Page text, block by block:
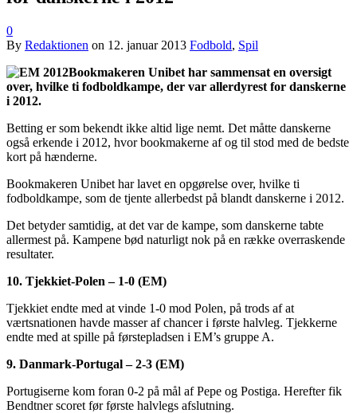
0
By Redaktionen on 12. januar 2013 Fodbold, Spil
Bookmakeren Unibet har sammensat en oversigt
over, hvilke ti fodboldkampe, der var allerdyrest for danskerne
i 2012.
Betting er som bekendt ikke altid lige nemt. Det måtte danskerne
også erkende i 2012, hvor bookmakerne af og til stod med de bedste
kort på hænderne.
Bookmakeren Unibet har lavet en opgørelse over, hvilke ti
fodboldkampe, som de tjente allerbedst på blandt danskerne i 2012.
Det betyder samtidig, at det var de kampe, som danskerne tabte
allermest på. Kampene bød naturligt nok på en række overraskende
resultater.
10. Tjekkiet-Polen – 1-0 (EM)
Tjekkiet endte med at vinde 1-0 mod Polen, på trods af at
værtsnationen havde masser af chancer i første halvleg. Tjekkerne
endte med at spille på førstepladsen i EM’s gruppe A.
9. Danmark-Portugal – 2-3 (EM)
Portugiserne kom foran 0-2 på mål af Pepe og Postiga. Herefter fik
Bendtner scoret før første halvlegs afslutning.